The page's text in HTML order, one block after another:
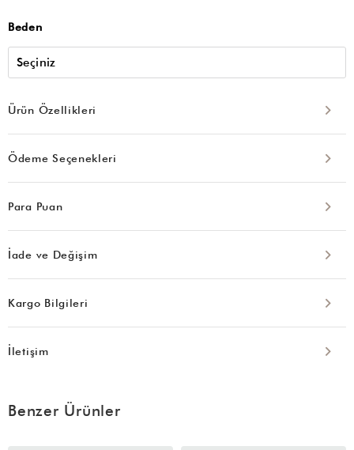
Beden
Ürün Özellikleri
Ödeme Seçenekleri
Para Puan
İade ve Değişim
Kargo Bilgileri
İletişim
Benzer Ürünler